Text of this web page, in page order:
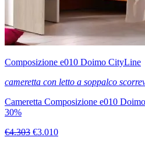
Composizione e010 Doimo CityLine
cameretta con letto a soppalco
Cameretta Composizione e010
30%
€4.303 €3.010